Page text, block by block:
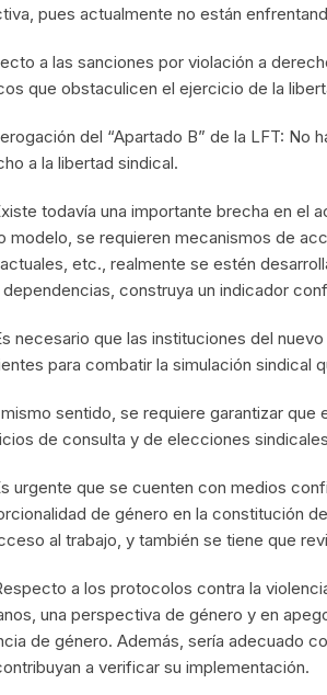
pues actualmente no están
a las sanciones por violación a
que obstaculicen el ejercicio de la
del “Apartado B” de la LFT:
a la libertad sindical.
todavía una importante brecha en el
modelo, se requieren mecanismos de
etc., realmente se estén
construya un indicador
necesario que las instituciones del
para combatir la simulación sindical
mismo sentido, se requiere garantizar
de consulta y de elecciones
urgente que se cuenten con medios
de género en la constitución
al trabajo, y también se tiene que
a los protocolos contra la
una perspectiva de género y en
de género. Además, sería adecuado
a verificar su implementación.